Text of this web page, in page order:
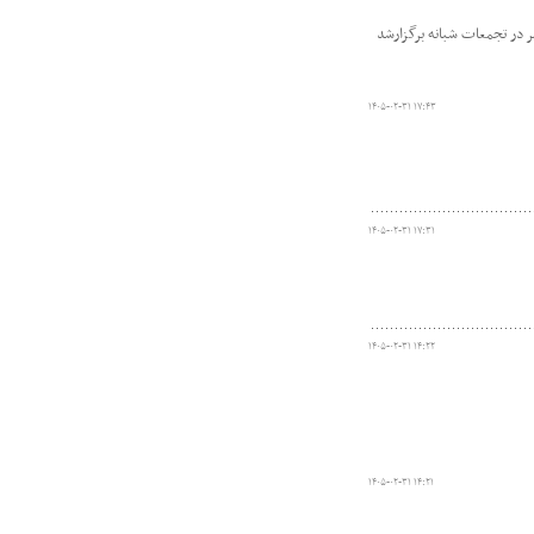
تجمعات شبانه برگزارشد
۱۴۰۵-۰۲-۳۱ ۱۷:۴۳
۱۴۰۵-۰۲-۳۱ ۱۷:۳۱
۱۴۰۵-۰۲-۳۱ ۱۴:۲۲
۱۴۰۵-۰۲-۳۱ ۱۴:۲۱